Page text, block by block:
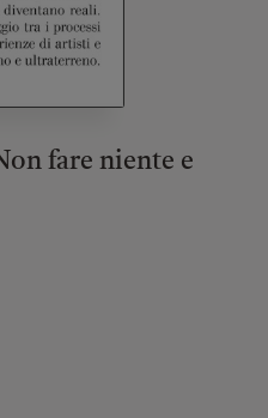
fare niente e